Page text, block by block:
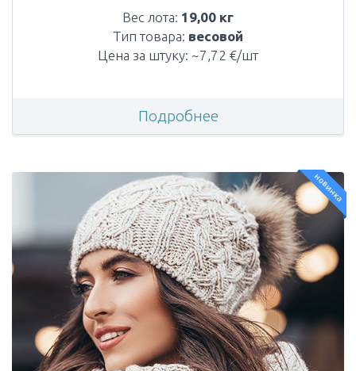
Вес лота: 19,00 кг
Тип товара: весовой
Цена за штуку: ~7,72 €/шт
Подробнее
новинка